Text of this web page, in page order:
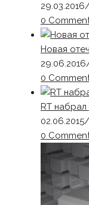
29.03.2016
0
Новая
29.06.2016
0
RT
02.06.2015/
0